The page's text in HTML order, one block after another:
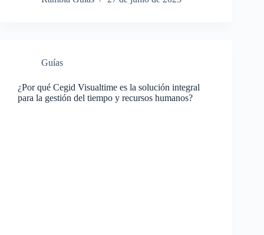
Guías
¿Por qué Cegid Visualtime es la solución integral
para la gestión del tiempo y recursos humanos?